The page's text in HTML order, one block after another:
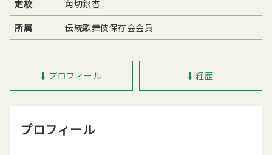
定紋
角切銀杏
所属
伝統歌舞伎保存会会員
プロフィール 経歴
プロフィール